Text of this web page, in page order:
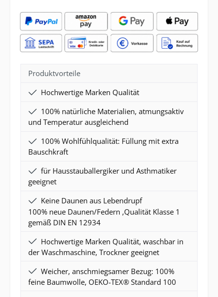
Produktvorteile
Hochwertige Marken Qualität
100% natürliche Materialien, atmungsaktiv
und Temperatur ausgleichend
100% Wohlfühlqualität: Füllung mit extra
Bauschkraft
für Hausstauballergiker und Asthmatiker
geeignet
Keine Daunen aus Lebendrupf
100% neue Daunen/Federn ,Qualität Klasse 1
gemäß DIN EN 12934
Hochwertige Marken Qualität, waschbar in
der Waschmaschine, Trockner geeignet
Weicher, anschmiegsamer Bezug: 100%
feine Baumwolle, OEKO-TEX® Standard 100